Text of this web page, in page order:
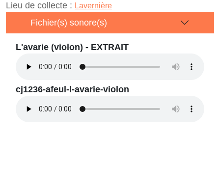
Lieu de collecte : Lavernière
Fichier(s) sonore(s)
L'avarie (violon) - EXTRAIT
cj1236-afeul-l-avarie-violon